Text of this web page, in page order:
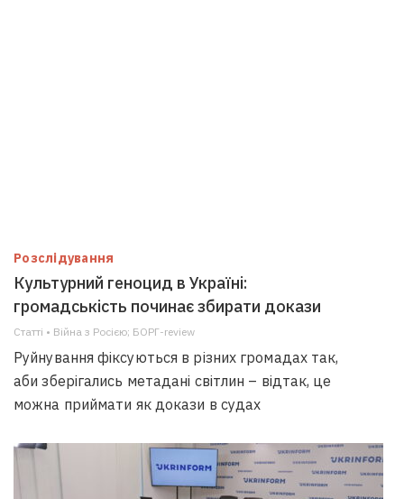
Розслідування
Культурний геноцид в Україні:
громадськість починає збирати докази
Статті • Війна з Росією; БОРГ-review
Руйнування фіксуються в різних громадах так,
аби зберігались метадані світлин – відтак, це
можна приймати як докази в судах